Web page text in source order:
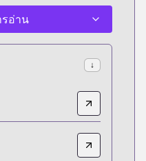
อ่าน
↓
baa95345-24fb-47a9-